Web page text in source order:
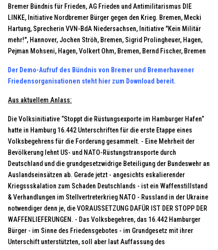
Bremer Bündnis für Frieden, AG Frieden und Antimilitarismus DIE
LINKE, Initiative Nordbremer Bürger gegen den Krieg. Bremen, Mecki
Hartung, Sprecherin VVN-BdA Niedersachsen, Initiative "Kein Militär
mehr!", Hannover, Jochen Ströh, Bremen, Sigrid Prolingheuer, Hagen,
Pejman Mohseni, Hagen, Volkert Ohm, Bremen, Bernd Fischer, Bremen
Der Demo-Aufruf des Bündnis von Bremer und Bremerhavener
Friedensorganisationen steht hier zum Download bereit.
Aus aktuellem Anlass:
Die Volksinitiative “Stoppt die Rüstungsexporte im Hamburger Hafen“
hatte in Hamburg 16.442 Unterschriften für die erste Etappe eines
Volksbegehrens für die Forderung gesammelt. - Eine Mehrheit der
Bevölkerung lehnt US- und NATO-Rüstungstransporte durch
Deutschland und die grundgesetzwidrige Beteiligung der Bundeswehr an
Auslandseinsätzen ab. Gerade jetzt - angesichts eskalierender
Kriegssskalation zum Schaden Deutschlands - ist ein Waffenstillstand
& Verhandlungen im Stellvertreterkrieg NATO - Russland in der Ukraine
notwendiger denn je, die VORAUSSETZUNG DAFÜR IST DER STOPP DER
WAFFENLIEFERUNGEN. - Das Volksbegehren, das 16.442 Hamburger
Bürger - im Sinne des Friedensgebotes - im Grundgesetz mit ihrer
Unterschift unterstützten, soll aber laut Auffassung des